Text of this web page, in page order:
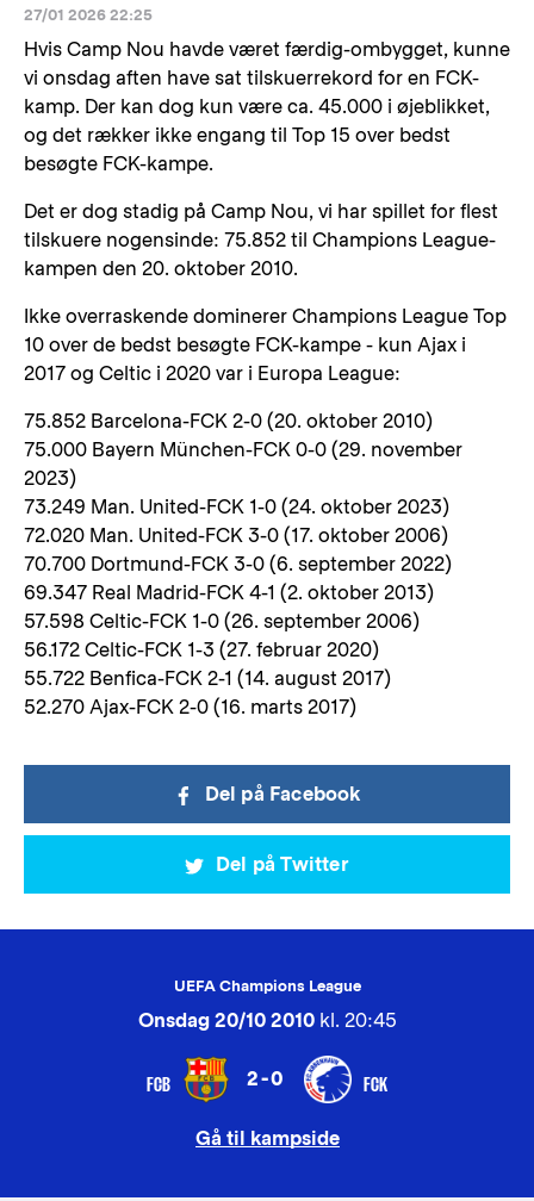
27/01 2026 22:25
Hvis Camp Nou havde været færdig-ombygget, kunne
vi onsdag aften have sat tilskuerrekord for en FCK-
kamp. Der kan dog kun være ca. 45.000 i øjeblikket,
og det rækker ikke engang til Top 15 over bedst
besøgte FCK-kampe.
Det er dog stadig på Camp Nou, vi har spillet for flest
tilskuere nogensinde: 75.852 til Champions League-
kampen den 20. oktober 2010.
Ikke overraskende dominerer Champions League Top
10 over de bedst besøgte FCK-kampe - kun Ajax i
2017 og Celtic i 2020 var i Europa League:
75.852 Barcelona-FCK 2-0 (20. oktober 2010)
75.000 Bayern München-FCK 0-0 (29. november
2023)
73.249 Man. United-FCK 1-0 (24. oktober 2023)
72.020 Man. United-FCK 3-0 (17. oktober 2006)
70.700 Dortmund-FCK 3-0 (6. september 2022)
69.347 Real Madrid-FCK 4-1 (2. oktober 2013)
57.598 Celtic-FCK 1-0 (26. september 2006)
56.172 Celtic-FCK 1-3 (27. februar 2020)
55.722 Benfica-FCK 2-1 (14. august 2017)
52.270 Ajax-FCK 2-0 (16. marts 2017)
Del på Facebook
Del på Twitter
UEFA Champions League
Onsdag 20/10 2010kl. 20:45
FCB 2-0 FCK
Gå til kampside